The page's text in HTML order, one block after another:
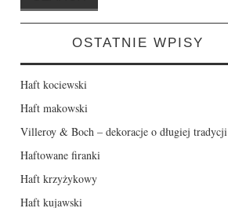
OSTATNIE WPISY
Haft kociewski
Haft makowski
Villeroy & Boch – dekoracje o długiej tradycji
Haftowane firanki
Haft krzyżykowy
Haft kujawski